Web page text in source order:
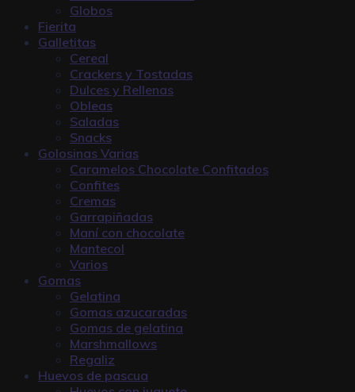
Globos
Fierita
Galletitas
Cereal
Crackers y Tostadas
Dulces y Rellenas
Obleas
Saladas
Snacks
Golosinas Varias
Caramelos Chocolate Confitados
Confites
Cremas
Garrapiñadas
Maní con chocolate
Mantecol
Varios
Gomas
Gelatina
Gomas azucaradas
Gomas de gelatina
Marshmallows
Regaliz
Huevos de pascua